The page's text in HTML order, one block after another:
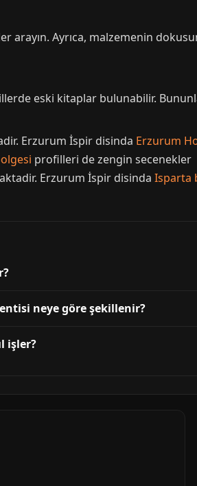
arayın. Ayrıca, malzemenin
eski kitaplar bulunabilir.
Erzurum İspir disinda Erzurum
profilleri de zengin secenekler
Erzurum İspir disinda Isparta
neye göre şekillenir?
işler?